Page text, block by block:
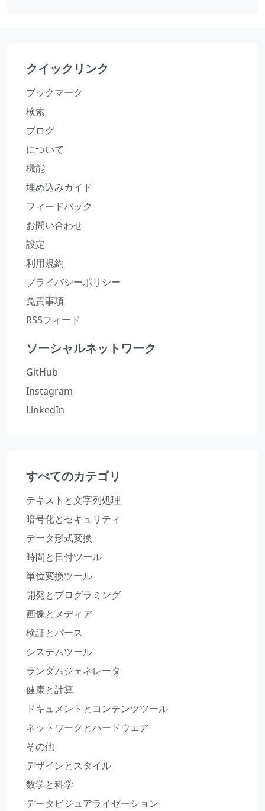
クイックリンク
ブックマーク
検索
ブログ
について
機能
埋め込みガイド
フィードバック
お問い合わせ
設定
利用規約
プライバシーポリシー
免責事項
RSSフィード
ソーシャルネットワーク
GitHub
Instagram
LinkedIn
すべてのカテゴリ
テキストと文字列処理
暗号化とセキュリティ
データ形式変換
時間と日付ツール
単位変換ツール
開発とプログラミング
画像とメディア
検証とパース
システムツール
ランダムジェネレータ
健康と計算
ドキュメントとコンテンツツール
ネットワークとハードウェア
その他
デザインとスタイル
数学と科学
データビジュアライゼーション